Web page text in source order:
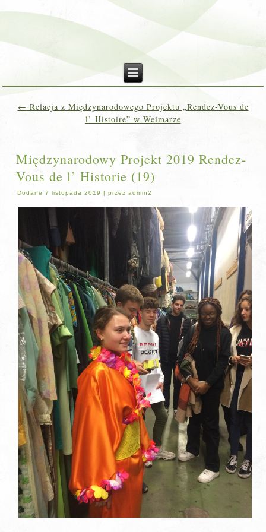
← Relacja z Międzynarodowego Projektu „Rendez-Vous de
l’ Histoire” w Weimarze
Międzynarodowy Projekt 2019 Rendez-
Vous de l’ Historie (19)
Dodane 7 listopada 2019 |przez admin2